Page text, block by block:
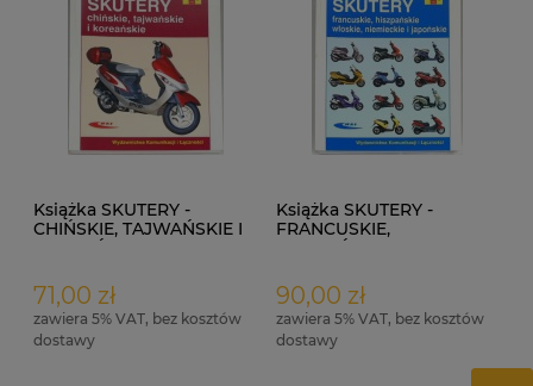
Książka SKUTERY -
CHIŃSKIE, TAJWAŃSKIE I
KOREAŃSKIE
71,00 zł
zawiera 5% VAT, bez kosztów
dostawy
Książka SKUTERY -
FRANCUSKIE,
HISZPAŃSKIE, WŁOSKIE,
90,00 zł
zawiera 5% VAT, bez kosztów
dostawy